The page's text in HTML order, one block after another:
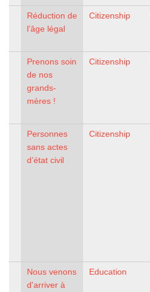
Réduction de
l’âge légal
Citizenship
Prenons soin
de nos
grands-
mères !
Citizenship
Personnes
sans actes
d’état civil
Citizenship
Nous venons
d'arriver à
Education